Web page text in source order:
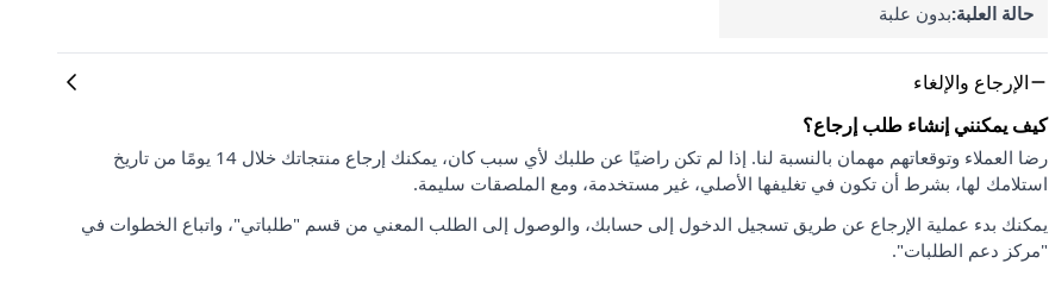
حالة العلبة:بدون علبة
الإرجاع والإلغاء
كيف يمكنني إنشاء طلب إرجاع؟
رضا العملاء وتوقعاتهم مهمان بالنسبة لنا. إذا لم تكن راضيًا عن طلبك لأي سبب كان، يمكنك إرجاع منتجاتك خلال 14 يومًا من تاريخ
استلامك لها، بشرط أن تكون في تغليفها الأصلي، غير مستخدمة، ومع الملصقات سليمة.
يمكنك بدء عملية الإرجاع عن طريق تسجيل الدخول إلى حسابك، والوصول إلى الطلب المعني من قسم "طلباتي"، واتباع الخطوات في
"مركز دعم الطلبات".